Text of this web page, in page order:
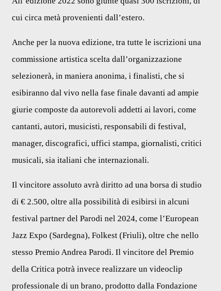
cui circa metà provenienti dall’estero.
Anche per la nuova edizione, tra tutte le iscrizioni una
commissione artistica scelta dall’organizzazione
selezionerà, in maniera anonima, i finalisti, che si
esibiranno dal vivo nella fase finale davanti ad ampie
giurie composte da autorevoli addetti ai lavori, come
cantanti, autori, musicisti, responsabili di festival,
manager, discografici, uffici stampa, giornalisti, critici
musicali, sia italiani che internazionali.
Il vincitore assoluto avrà diritto ad una borsa di studio
di € 2.500, oltre alla possibilità di esibirsi in alcuni
festival partner del Parodi nel 2024, come l’European
Jazz Expo (Sardegna), Folkest (Friuli), oltre che nello
stesso Premio Andrea Parodi. Il vincitore del Premio
della Critica potrà invece realizzare un videoclip
professionale di un brano, prodotto dalla Fondazione